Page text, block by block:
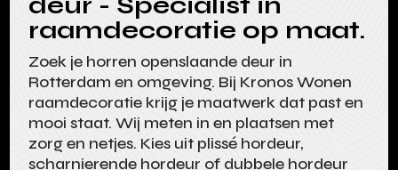
raamdecoratie op maat.
Zoek je horren openslaande deur in
Rotterdam en omgeving. Bij Kronos Wonen
raamdecoratie krijg je maatwerk dat past en
mooi staat. Wij meten in en plaatsen met
zorg en netjes. Kies uit plissé hordeur,
scharnierende hordeur of dubbele hordeur